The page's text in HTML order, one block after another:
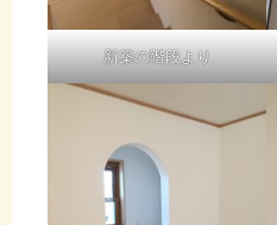
以
外
も
新築の階段より